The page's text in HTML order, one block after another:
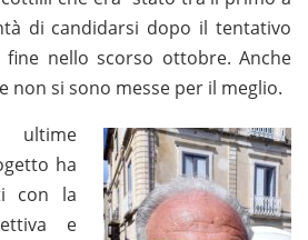
di candidarsi dopo il tentativo
nello scorso ottobre. Anche
non si sono messe per il meglio.
ha
con la
e